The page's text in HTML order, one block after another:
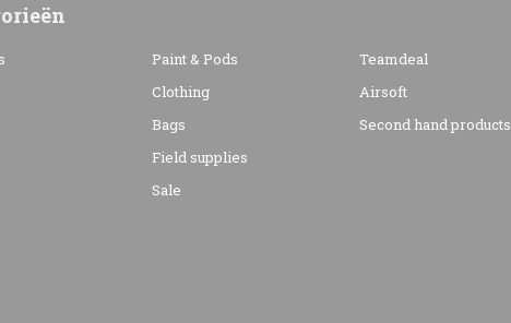
Paint & Pods
Clothing
Bags
Field supplies
Sale
Teamdeal
Airsoft
Second hand products